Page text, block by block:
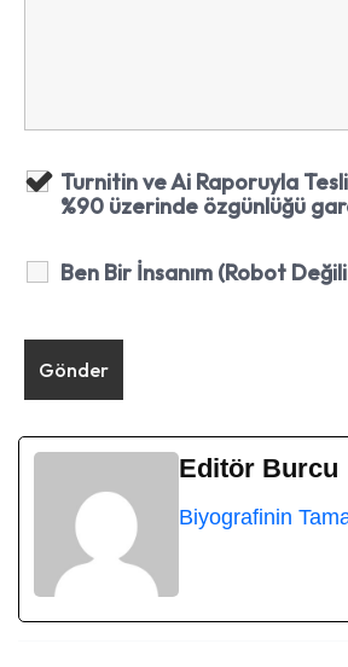
Turnitin ve Ai Raporuyla
%90 üzerinde özgünlüğü
Ben Bir İnsanım (Robot
Editör Burcu
Biyografinin